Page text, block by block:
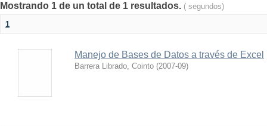
Mostrando 1 de un total de 1 resultados. ( segundos)
1
Manejo de Bases de Datos a través de Excel
Barrera Librado, Cointo (2007-09)